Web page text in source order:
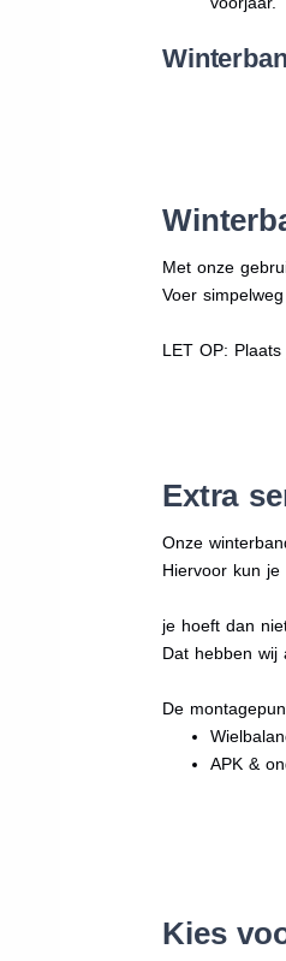
Met onze
Voer
LET OP:
Extra
Onze
Hiervoor kun je
je hoeft dan
Dat hebben wij
De
APK &
Kies